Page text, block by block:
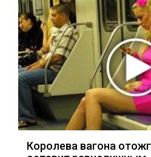
Королева вагона